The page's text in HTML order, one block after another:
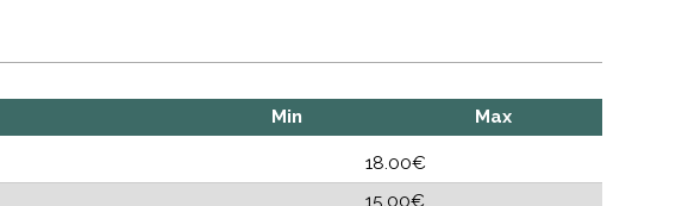
Min Max
18.00€
15.00€